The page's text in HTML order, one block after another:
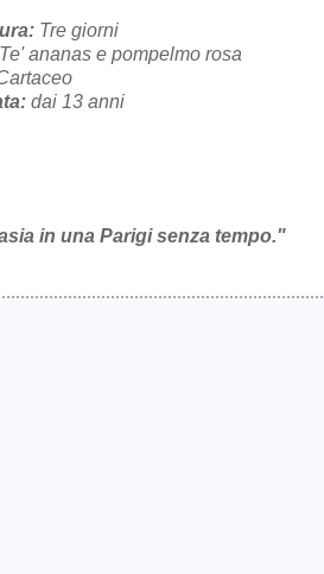
Tre giorni
Te' ananas e pompelmo rosa
dai 13 anni
in una Parigi senza tempo."